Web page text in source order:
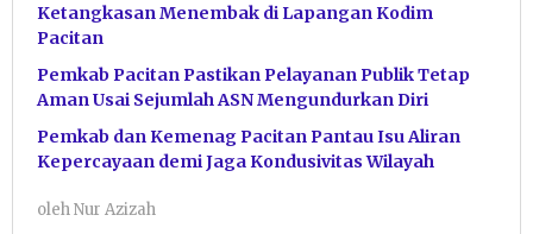
Ketangkasan Menembak di Lapangan Kodim
Pacitan
Pemkab Pacitan Pastikan Pelayanan Publik Tetap
Aman Usai Sejumlah ASN Mengundurkan Diri
Pemkab dan Kemenag Pacitan Pantau Isu Aliran
Kepercayaan demi Jaga Kondusivitas Wilayah
olehNur Azizah